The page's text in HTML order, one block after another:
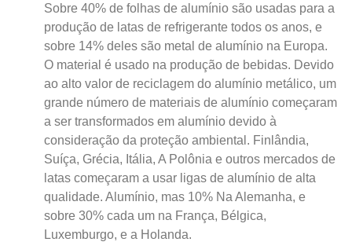
Sobre 40% de folhas de alumínio são usadas para a
produção de latas de refrigerante todos os anos, e
sobre 14% deles são metal de alumínio na Europa.
O material é usado na produção de bebidas. Devido
ao alto valor de reciclagem do alumínio metálico, um
grande número de materiais de alumínio começaram
a ser transformados em alumínio devido à
consideração da proteção ambiental. Finlândia,
Suíça, Grécia, Itália, A Polônia e outros mercados de
latas começaram a usar ligas de alumínio de alta
qualidade. Alumínio, mas 10% Na Alemanha, e
sobre 30% cada um na França, Bélgica,
Luxemburgo, e a Holanda.